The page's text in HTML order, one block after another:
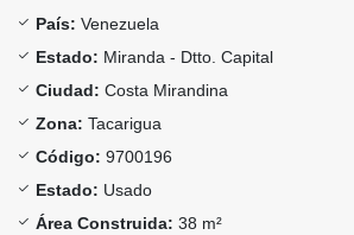
País: Venezuela
Estado: Miranda - Dtto. Capital
Ciudad: Costa Mirandina
Zona: Tacarigua
Código: 9700196
Estado: Usado
Área Construida: 38 m²